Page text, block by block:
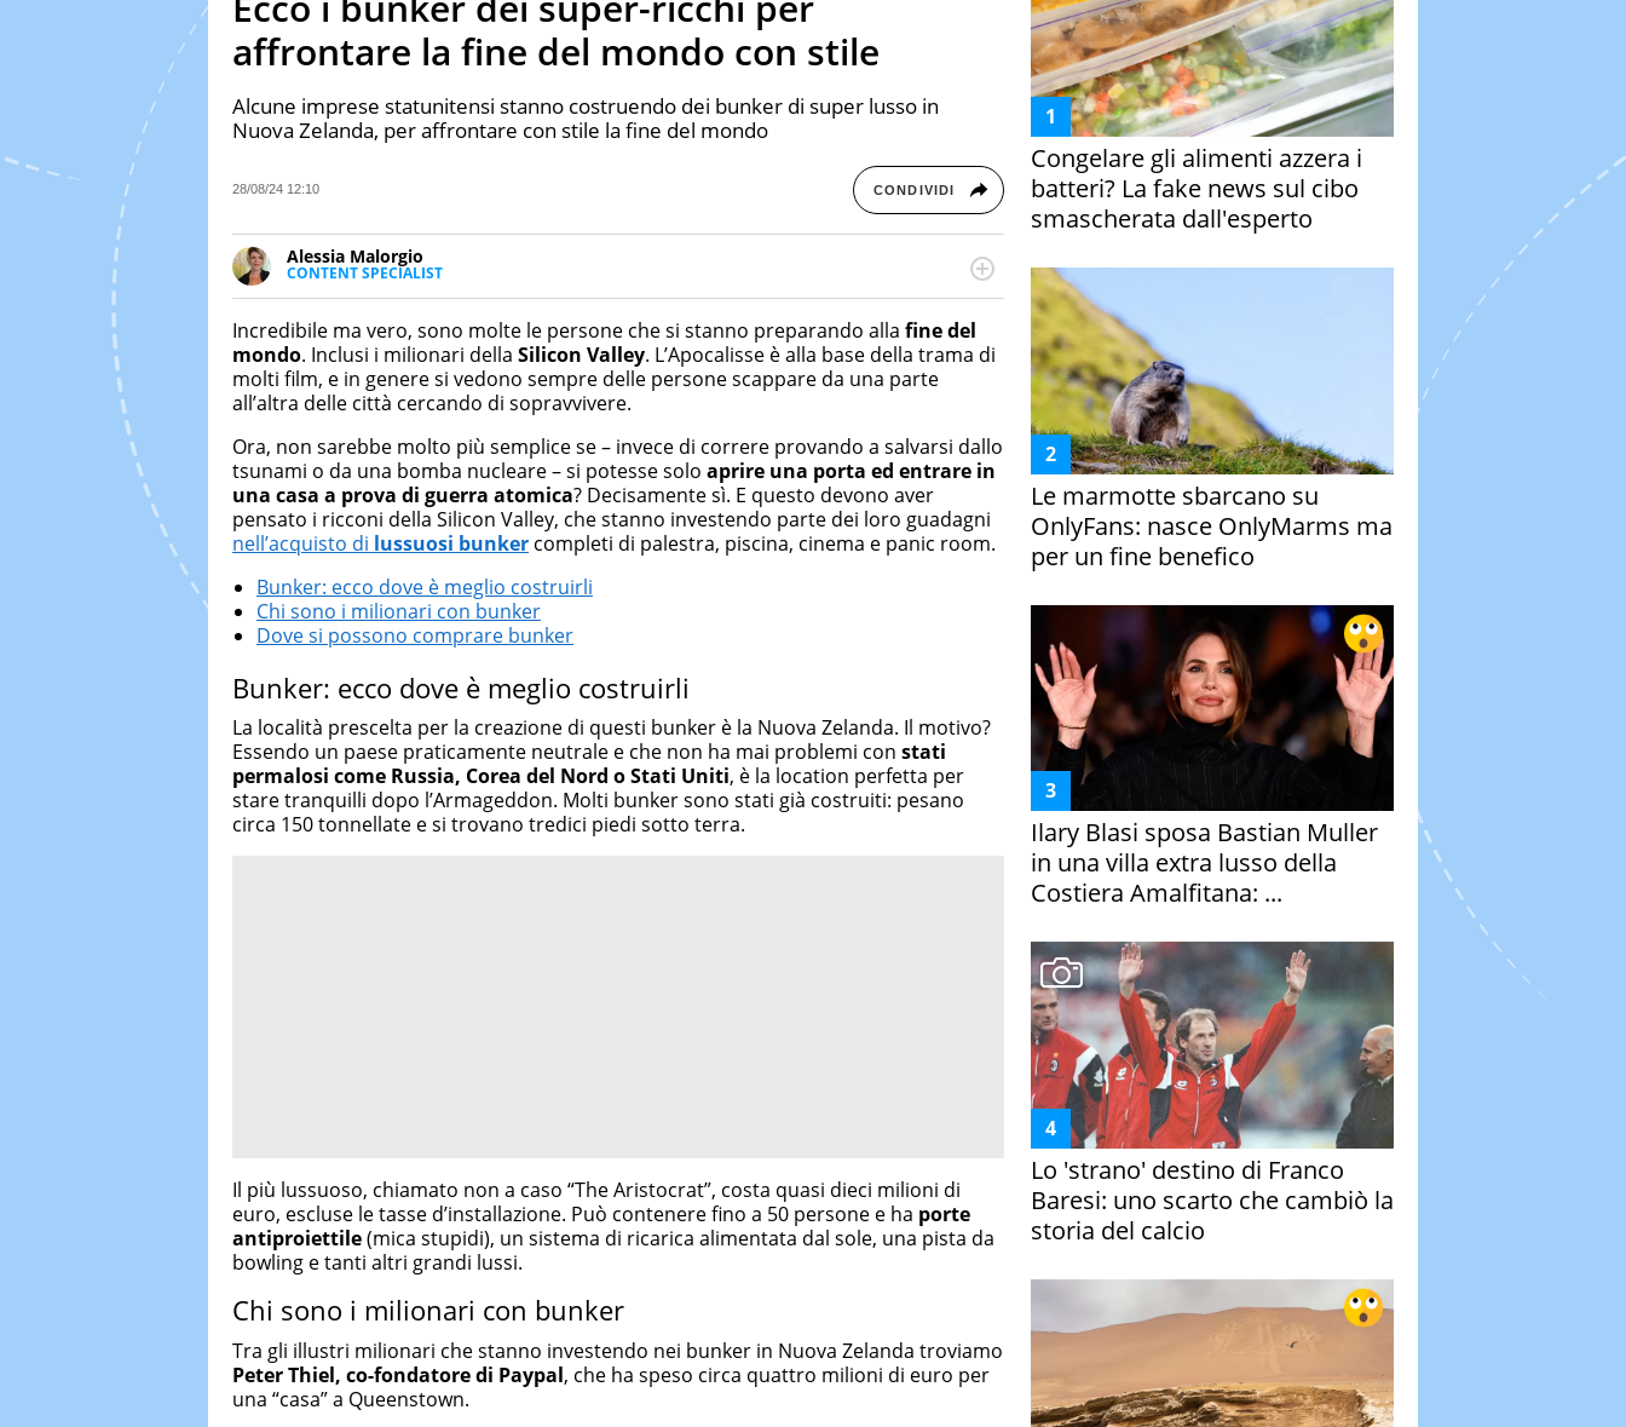
affrontare la fine del mondo con stile
Alcune imprese statunitensi stanno costruendo dei bunker di super lusso in
Nuova Zelanda, per affrontare con stile la fine del mondo
28/08/24 12:10 CONDIVIDI
Alessia Malorgio
CONTENT SPECIALIST
Ha conseguito un Master in Marketing Management e Google Digital Training su
di strategie marketing attraverso canali digitali.
Incredibile ma vero, sono molte le persone che si stanno preparando alla fine del
mondo. Inclusi i milionari della Silicon Valley. L’Apocalisse è alla base della trama di
molti film, e in genere si vedono sempre delle persone scappare da una parte
all’altra delle città cercando di sopravvivere.
Ora, non sarebbe molto più semplice se – invece di correre provando a salvarsi dallo
tsunami o da una bomba nucleare – si potesse solo aprire una porta ed entrare in
una casa a prova di guerra atomica? Decisamente sì. E questo devono aver
pensato i ricconi della Silicon Valley, che stanno investendo parte dei loro guadagni
nell’acquisto di lussuosi bunker completi di palestra, piscina, cinema e panic room.
Bunker: ecco dove è meglio costruirli
Chi sono i milionari con bunker
Dove si possono comprare bunker
Bunker: ecco dove è meglio costruirli
La località prescelta per la creazione di questi bunker è la Nuova Zelanda. Il motivo?
Essendo un paese praticamente neutrale e che non ha mai problemi con stati
permalosi come Russia, Corea del Nord o Stati Uniti, è la location perfetta per
stare tranquilli dopo l’Armageddon. Molti bunker sono stati già costruiti: pesano
circa 150 tonnellate e si trovano tredici piedi sotto terra.
Il più lussuoso, chiamato non a caso “The Aristocrat”, costa quasi dieci milioni di
euro, escluse le tasse d’installazione. Può contenere fino a 50 persone e ha porte
antiproiettile(mica stupidi), un sistema di ricarica alimentata dal sole, una pista da
bowling e tanti altri grandi lussi.
Chi sono i milionari con bunker
Tra gli illustri milionari che stanno investendo nei bunker in Nuova Zelanda troviamo
Peter Thiel, co-fondatore di Paypal, che ha speso circa quattro milioni di euro per
una “casa” a Queenstown.
Congelare gli alimenti azzera i
batteri? La fake news sul cibo
smascherata dall'esperto
Le marmotte sbarcano su
OnlyFans: nasce OnlyMarms ma
per un fine benefico
Ilary Blasi sposa Bastian Muller
in una villa extra lusso della
Costiera Amalfitana: ...
Lo 'strano' destino di Franco
Baresi: uno scarto che cambiò la
storia del calcio